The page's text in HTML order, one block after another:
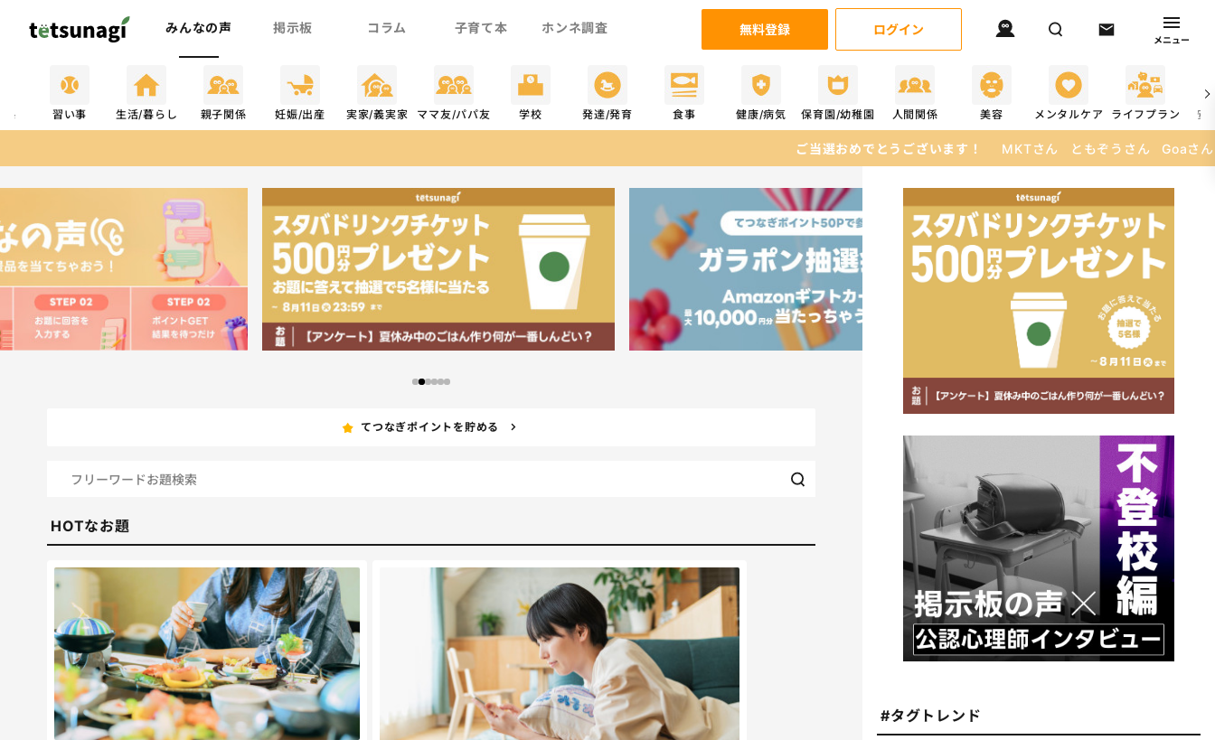
みんなの声 掲示板 コラム 子育て本 ホンネ調査 無料登録 ログイン
メニュー
係 習い事 生活/暮らし 親子関係 妊娠/出産 実家/義実家 ママ友/パパ友 学校 発達/発育 食事 健康/病気 保育園/幼稚園 人間関係 美容 メンタルケア ライフプラン 安
ご当選おめでとうございます！ MKTさん ともぞうさん Goaさん えぬさん あみあみ
てつなぎポイントを貯める
HOTなお題
#タグトレンド